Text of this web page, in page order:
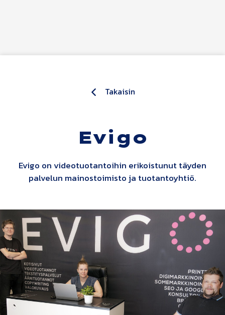
Takaisin
Evigo
Evigo on videotuotantoihin erikoistunut täyden
palvelun mainostoimisto ja tuotantoyhtiö.